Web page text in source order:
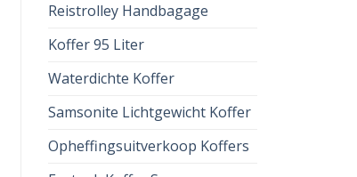
Reistrolley Handbagage
Koffer 95 Liter
Waterdichte Koffer
Samsonite Lichtgewicht Koffer
Opheffingsuitverkoop Koffers